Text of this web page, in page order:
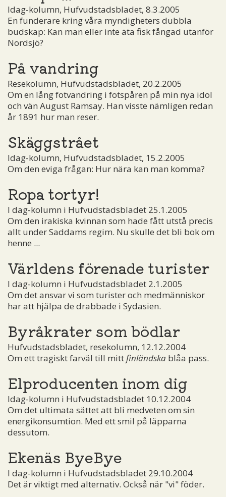
Idag-kolumn, Hufvudstadsbladet, 8.3.2005
En funderare kring våra myndigheters dubbla
budskap: Kan man eller inte äta fisk fångad utanför
Nordsjö?
På vandring
Resekolumn, Hufvudstadsbladet, 20.2.2005
Om en lång fotvandring i fotspåren på min nya idol
och vän August Ramsay. Han visste nämligen redan
år 1891 hur man reser.
Skäggstrået
Idag-kolumn, Hufvudstadsbladet, 15.2.2005
Om den eviga frågan: Hur nära kan man komma?
Ropa tortyr!
I dag-kolumn i Hufvudstadsbladet 25.1.2005
Om den irakiska kvinnan som hade fått utstå precis
allt under Saddams regim. Nu skulle det bli bok om
henne ...
Världens förenade turister
I dag-kolumn i Hufvudstadsbladet 2.1.2005
Om det ansvar vi som turister och medmänniskor
har att hjälpa de drabbade i Sydasien.
Byråkrater som bödlar
Hufvudstadsbladet, resekolumn, 12.12.2004
Om ett tragiskt farväl till mittfinländska blåa pass.
Elproducenten inom dig
Idag-kolumn i Hufvudstadsbladet 10.12.2004
Om det ultimata sättet att bli medveten om sin
energikonsumtion. Med ett smil på läpparna
dessutom.
Ekenäs ByeBye
I dag-kolumn i Hufvudstadsbladet 29.10.2004
Det är viktigt med alternativ. Också när "vi" föder.